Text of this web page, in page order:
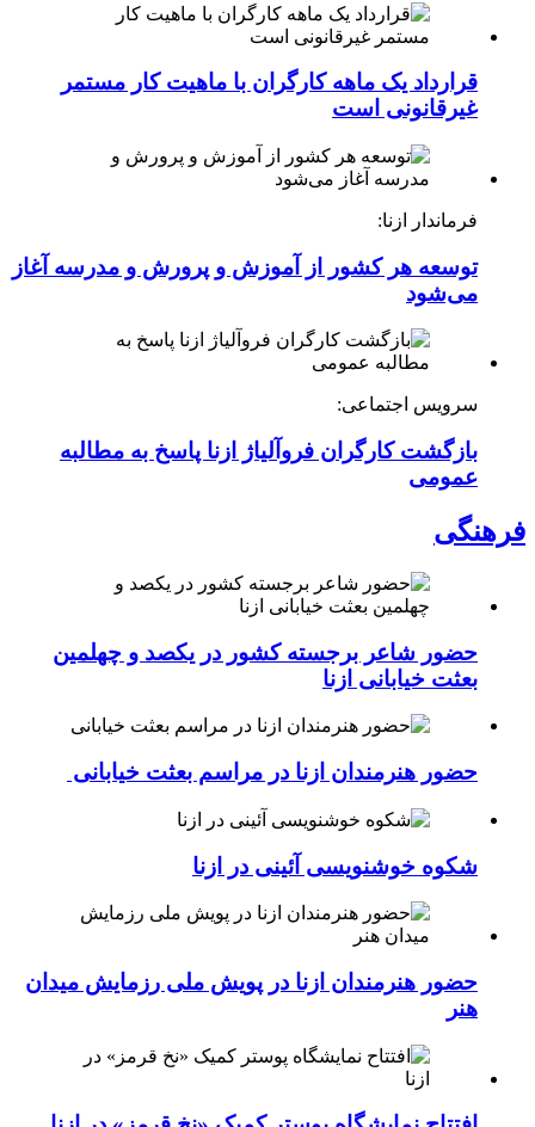
قرارداد یک ماهه کارگران با ماهیت کار مستمر
غیرقانونی است
فرماندار ازنا:
توسعه هر کشور از آموزش و پرورش و مدرسه آغاز
می‌شود
سرویس اجتماعی:
بازگشت کارگران فروآلیاژ ازنا پاسخ به مطالبه
عمومی
فرهنگی
حضور شاعر برجسته کشور در یکصد و چهلمین
بعثت خیابانی ازنا
حضور هنرمندان ازنا در مراسم بعثت خیابانی
شکوه خوشنویسی آئینی در ازنا
حضور هنرمندان ازنا در پویش ملی رزمایش میدان
هنر